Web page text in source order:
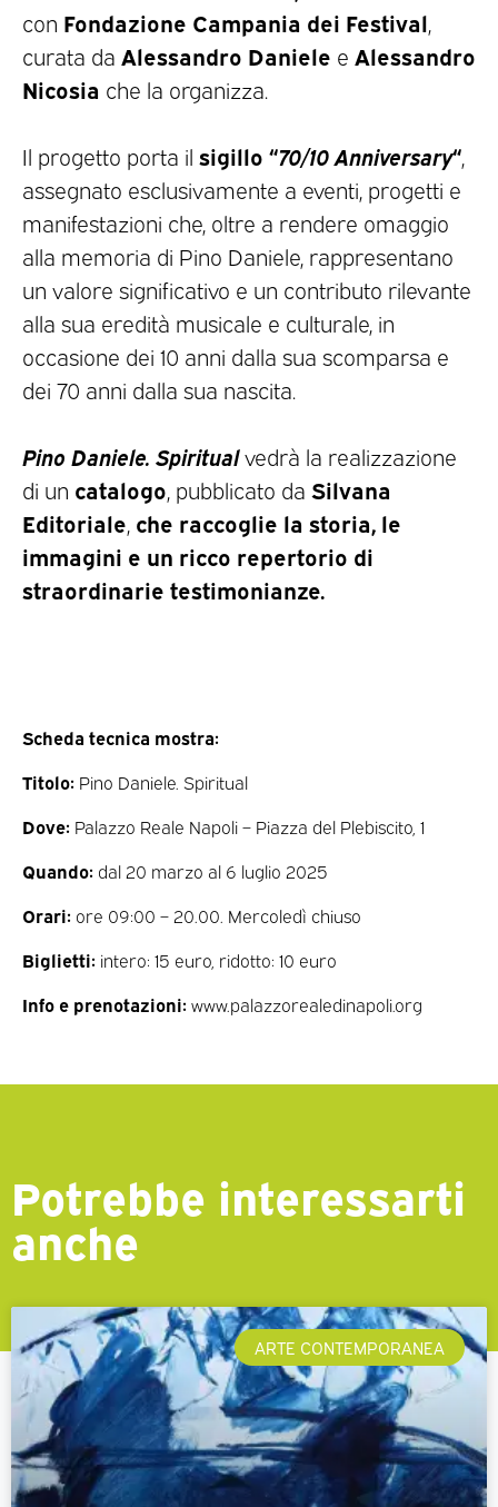
con Fondazione Campania dei Festival,
curata da Alessandro Daniele e Alessandro
Nicosia che la organizza.
Il progetto porta il sigillo “70/10 Anniversary“,
assegnato esclusivamente a eventi, progetti e
manifestazioni che, oltre a rendere omaggio
alla memoria di Pino Daniele, rappresentano
un valore significativo e un contributo rilevante
alla sua eredità musicale e culturale, in
occasione dei 10 anni dalla sua scomparsa e
dei 70 anni dalla sua nascita.
Pino Daniele. Spiritualvedrà la realizzazione
di un catalogo, pubblicato da Silvana
Editoriale, che raccoglie la storia, le
immagini e un ricco repertorio di
straordinarie testimonianze.
Scheda tecnica mostra:
Titolo: Pino Daniele. Spiritual
Dove: Palazzo Reale Napoli – Piazza del Plebiscito, 1
Quando: dal 20 marzo al 6 luglio 2025
Orari: ore 09:00 – 20.00. Mercoledì chiuso
Biglietti: intero: 15 euro, ridotto: 10 euro
Info e prenotazioni: www.palazzorealedinapoli.org
Potrebbe interessarti
anche
ARTE CONTEMPORANEA